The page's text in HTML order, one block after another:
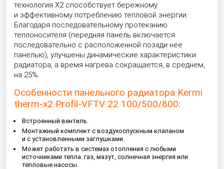
технология X2 способствует бережному
и эффективному потреблению тепловой энергии.
Благодаря последовательному протеканию
теплоносителя (передняя панель включается
последовательно с расположенной позади нее
панелью), улучшены динамические характеристики
радиатора, а время нагрева сокращается, в среднем,
на 25%.
Особенности панельного радиатора Kermi
therm-x2 Profil-VFTV 22 100/500/800:
Встроенный вентиль.
Монтажный комплект с воздухоспускным клапаном
и с установленными заглушками.
Может работать в системах отопления с любыми
источниками тепла: газ, мазут, солнечная энергия или
тепловые насосы.